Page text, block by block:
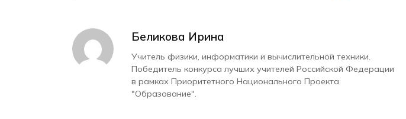
Беликова Ирина
Учитель физики, информатики и вычислительной техники.
Победитель конкурса лучших учителей Российской Федерации
в рамках Приоритетного Национального Проекта
"Образование".